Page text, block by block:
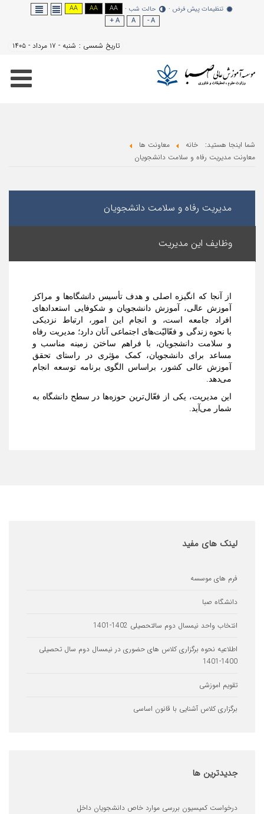
تنظیمات پیش فرض حالت شب AA
AA
AA
شنبه - ۱۷ مرداد - ۱۴۰۵
خانه
معاونت ها
رفاه و سلامت دانشجویان
رفاه و سلامت دانشجویان
این مدیریت
آنجا که انگیزه اصلی و هدف تأسیس دانشگاه‌ها و مراکز
عالی، آموزش دانشجویان
و شکوفایی استعدادهای
است، و انجام اين امور، ارتباط نزدیکی
زندگی و فعّالیّتهای اجتماعی آنان دارد؛ مدیریت رفاه
دانشجویان، با فراهم ساختن زمینه مناسب و
برای دانشجویان، کمک مؤثری در راستای تحقق
عالی کشور، براساس الگوی برنامه توسعه انجام
مدیریت، یکی از فعّال‌ترین حوزه‌ها در سطح دانشگاه به
می‌آید.
های مفید
موسسه
واحد نیمسال دوم سالتحصیلی 1402-1401
نحوه برگزاری کلاس های حضوری در نیمسال دوم سال تحصیلی
کلاس آشنایی با قانون اساسی
ها
کمیسیون بررسی موارد خاص دانشجویان داخل